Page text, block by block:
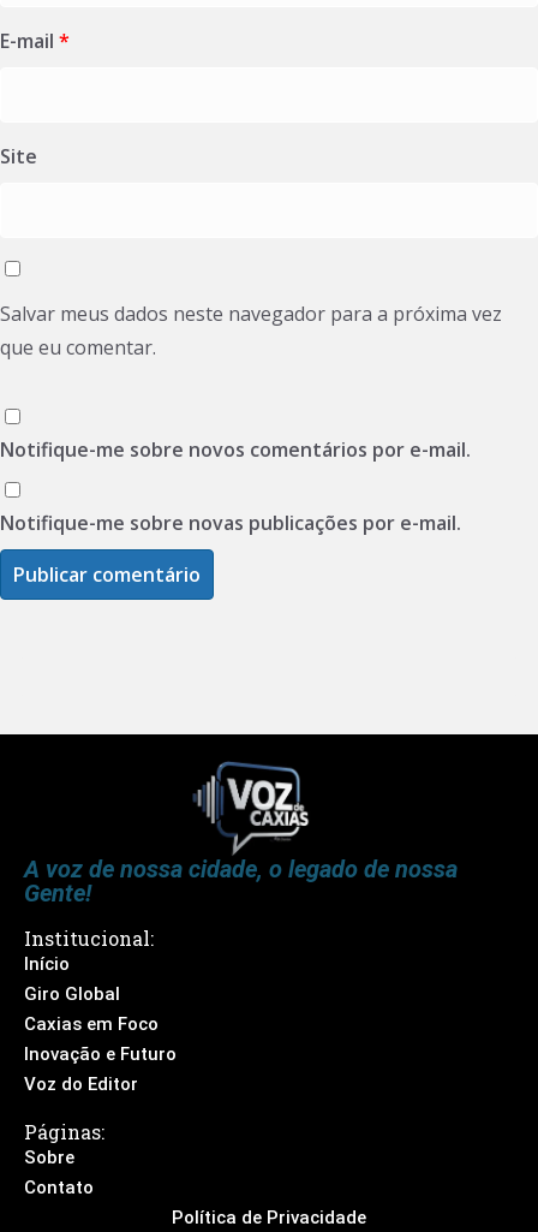
E-mail *
Site
Salvar meus dados neste navegador para a próxima vez
que eu comentar.
Notifique-me sobre novos comentários por e-mail.
Notifique-me sobre novas publicações por e-mail.
A voz de nossa cidade, o legado de nossa
Gente!
Institucional:
Início
Giro Global
Caxias em Foco
Inovação e Futuro
Voz do Editor
Páginas:
Sobre
Contato
Política de Privacidade